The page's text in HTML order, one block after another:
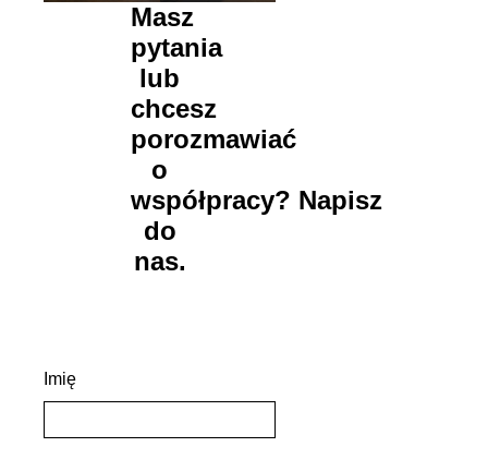
Masz
pytania
lub
chcesz
porozmawiać
o
współpracy? Napisz
do
nas.
Imię